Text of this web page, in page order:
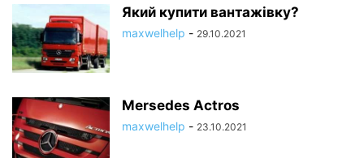
Який купити вантажівку?
maxwelhelp - 29.10.2021
Mersedes Actros
maxwelhelp - 23.10.2021